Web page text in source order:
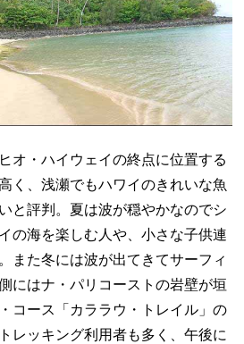
オ・ハイウェイの終点に位置する
く、浅瀬でもハワイのきれいな魚
と評判。夏は波が穏やかなのでシ
の海を楽しむ人や、小さな子供連
また冬には波が出てきてサーフィ
にはナ・パリコーストの岩壁が垣
コース「カララウ・トレイル」の
レッキング利用者も多く、午後に